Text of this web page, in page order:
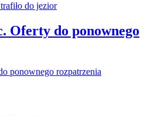
Oferty do ponownego